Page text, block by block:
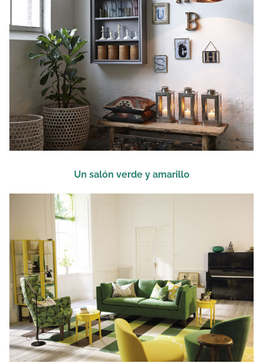
Un salón verde y amarillo